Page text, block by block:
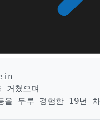
거쳤으며
두루 경험한 19년 차